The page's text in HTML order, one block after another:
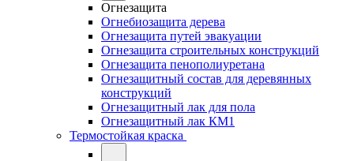
Огнезащита
Огнебиозащита дерева
Огнезащита путей эвакуации
Огнезащита строительных конструкций
Огнезащита пенополиуретана
Огнезащитный состав для деревянных
конструкций
Огнезащитный лак для пола
Огнезащитный лак КМ1
Термостойкая краска